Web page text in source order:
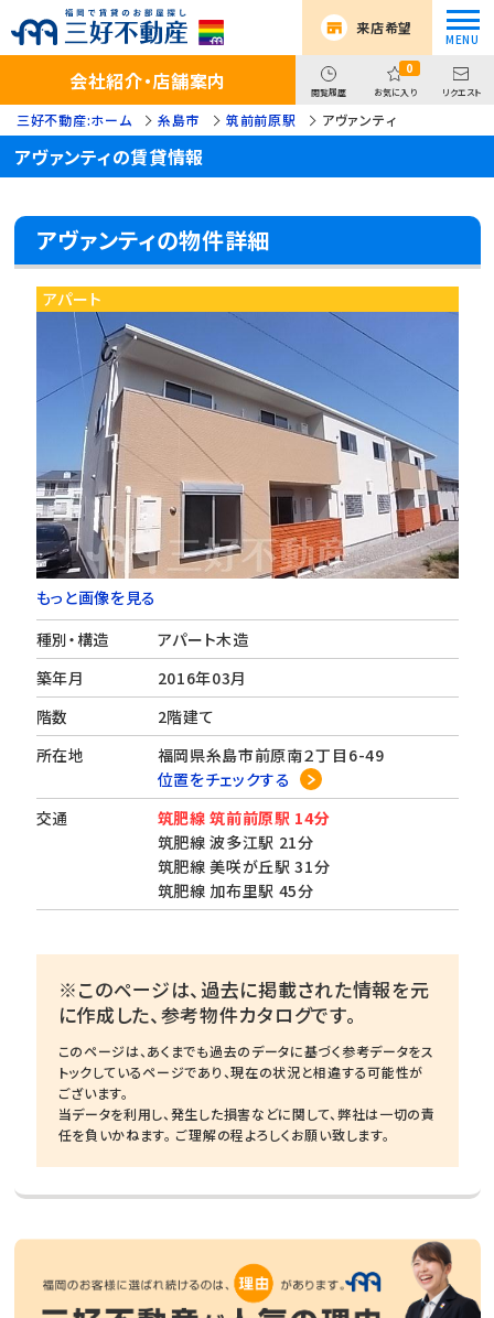
来店希望
会社紹介・店舗案内 閲覧履歴
0
お気に入り リクエスト
三好不動産:ホーム 糸島市 筑前前原駅 アヴァンティ
アヴァンティの賃貸情報
アヴァンティの物件詳細
アパート
もっと画像を見る
種別・構造
アパート木造
築年月
2016年03月
階数
2階建て
所在地
福岡県糸島市前原南２丁目6-49
位置をチェックする
交通
筑肥線 筑前前原駅 14分
筑肥線 波多江駅 21分
筑肥線 美咲が丘駅 31分
筑肥線 加布里駅 45分
※このページは、過去に掲載された情報を元
に作成した、参考物件カタログです。
このページは、あくまでも過去のデータに基づく参考データをス
トックしているページであり、現在の状況と相違する可能性が
ございます。
当データを利用し、発生した損害などに関して、弊社は一切の責
任を負いかねます。 ご理解の程よろしくお願い致します。